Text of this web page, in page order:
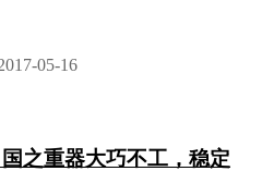
05-16
之重器大巧不工，稳定